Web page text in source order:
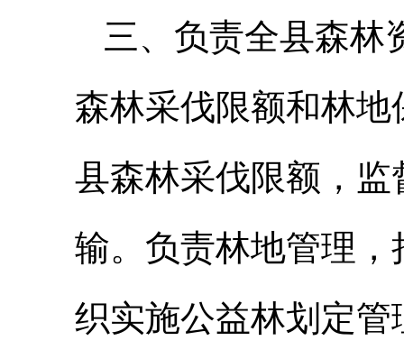
三、负责全县森林
森林采伐限额和林
县森林采伐限额，
输。负责林地管理
织实施公益林划定